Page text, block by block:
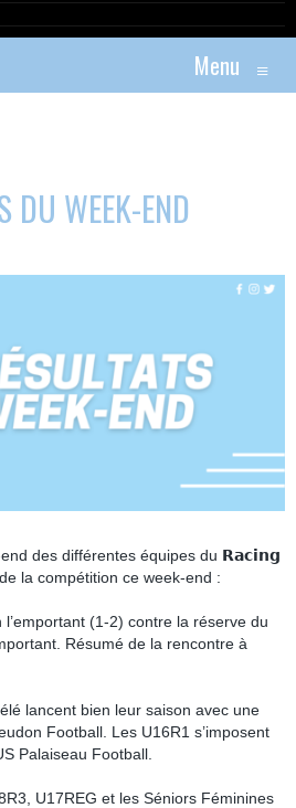
Menu ≡
DU WEEK-END
des différentes équipes du 𝗥𝗮𝗰𝗶𝗻𝗴
la compétition ce week-end :
(1-2) contre la réserve du
Résumé de la rencontre à
lancent bien leur saison avec une
Football. Les U16R1 s’imposent
Palaiseau Football.
U17REG et les Séniors Féminines